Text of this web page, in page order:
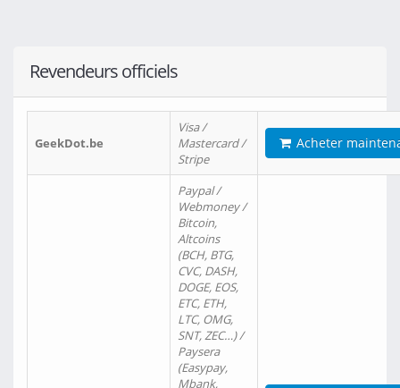
Revendeurs officiels
GeekDot.be
Visa /
Mastercard /
Stripe
Acheter
Paypal /
Webmoney /
Bitcoin,
Altcoins
(BCH, BTG,
CVC, DASH,
DOGE, EOS,
ETC, ETH,
LTC, OMG,
SNT, ZEC…) /
Paysera
(Easypay,
Mbank,